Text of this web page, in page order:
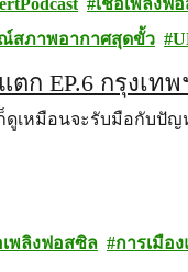
เชื้อเพลิงฟ
สภาพอากาศสุดขั้ว
ก EP.6 กรุงเท
ดูเหมือนจะรับมือกับปั
เพลิงฟอสซิล การเมือ